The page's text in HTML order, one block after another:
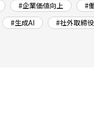
#企業価値向上
#
#生成AI
#社外取締役